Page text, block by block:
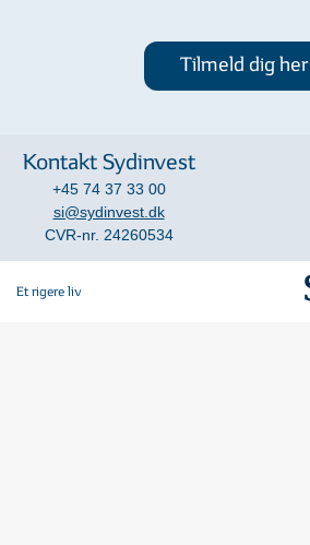
Tilmeld dig her
Kontakt Sydinvest
+45 74 37 33 00
si@sydinvest.dk
CVR-nr. 24260534
Et rigere liv